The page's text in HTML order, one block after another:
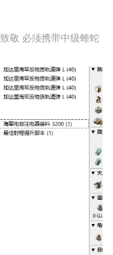
敬 必须携带中级蝰蛇